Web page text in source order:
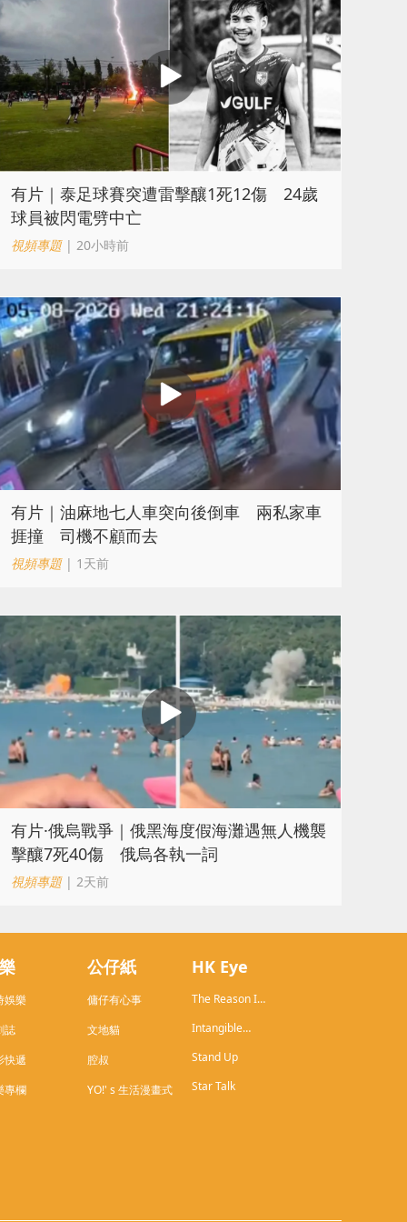
有片｜泰足球賽突遭雷擊釀1死12傷 24歲
球員被閃電劈中亡
視頻專題| 20小時前
有片｜油麻地七人車突向後倒車 兩私家車
捱撞 司機不顧而去
視頻專題| 1天前
​有片·俄烏戰爭｜俄黑海度假海灘遇無人機襲
擊釀7死40傷 俄烏各執一詞
視頻專題| 2天前
娛樂
誌
快遞
專欄
公仔紙
傭仔有心事
文地貓
腔叔
YO!' s 生活漫畫式
HK Eye
The Reason I
Intangible
Heritage of
Stand Up
Star Talk